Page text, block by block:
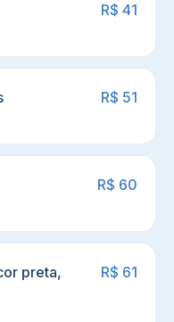
R$ 41
R$ 51
R$ 60
preta,
R$ 61